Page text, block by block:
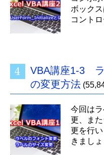
ボック
コント
VBA講座1-3
の変更方法
今回は
更、ま
更を行
きまし